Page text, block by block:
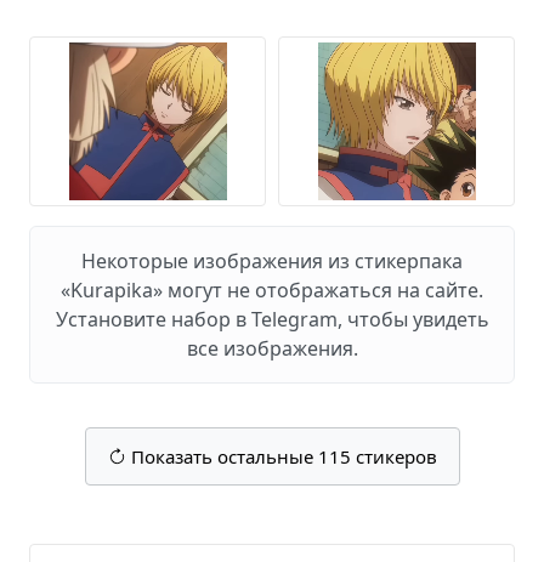
Некоторые изображения из стикерпака
«Kurapika» могут не отображаться на сайте.
Установите набор в Telegram, чтобы увидеть
все изображения.
Показать остальные 115 стикеров